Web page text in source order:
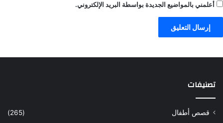
أعلمني بالمواضيع الجديدة بواسطة البريد الإلكتروني.
تصنيفات
قصص أطفال
(265)